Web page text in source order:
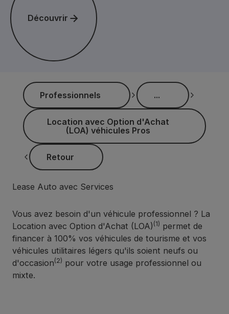
Découvrir
Professionnels
Professionnels
...
...
Location avec Option d'Achat (LOA) véhicules Pros
Location avec Option d'Achat
(LOA) véhicules Pros
Retour
Retour
Lease Auto avec Services
Vous avez besoin d'un véhicule professionnel ? La
Location avec Option d'Achat (LOA) (1) permet de
financer à 100% vos véhicules de tourisme et vos
véhicules utilitaires légers qu'ils soient neufs ou
d'occasion(2) pour votre usage professionnel ou
mixte.